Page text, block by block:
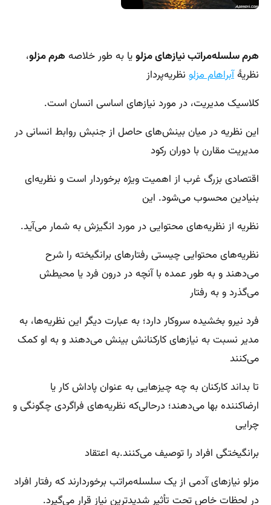
هرم سلسله‌مراتب نیازهای مزلویا به طور خلاصه هرم مزلو،
نظریهٔآبراهام مزلو نظریه‌پرداز
کلاسیک مدیریت، در مورد نیازهای اساسی انسان است.
این نظریه در میان بینش‌های حاصل از جنبش روابط انسانی در
مدیریت مقارن با دوران رکود
اقتصادی بزرگ غرب از اهمیت ویژه برخوردار است و نظریه‌ای
بنیادین محسوب می‌شود. این
نظریه از نظریه‌های محتوایی در مورد انگیزش به شمار می‌آید.
نظریه‌های محتوایی چیستی رفتارهای برانگیخته را شرح
می‌دهند و به طور عمده با آنچه در درون فرد یا محیطش
می‌گذرد و به رفتار
فرد نیرو بخشیده سروکار دارد؛ به عبارت دیگر این نظریه‌ها، به
مدیر نسبت به نیازهای کارکنانش بینش می‌دهند و به او کمک
می‌کنند
تا بداند کارکنان به چه چیزهایی به عنوان پاداش کار یا
ارضاکننده بها می‌دهند؛ درحالی‌که نظریه‌های فراگردی چگونگی و
چرایی
برانگیختگی افراد را توصیف می‌کنند.به اعتقاد
مزلو نیازهای آدمی از یک سلسله‌مراتب برخوردارند که رفتار افراد
در لحظات خاص تحت تأثیر شدیدترین نیاز قرار می‌گیرد.